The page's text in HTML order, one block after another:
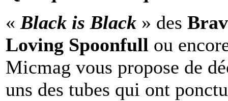
« Black is Black » des
Loving Spoonfull ou
Micmag vous propose de
uns des tubes qui ont